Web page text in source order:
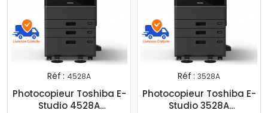
Réf : 4528A
Photocopieur Toshiba E-
Studio 4528A
Réf : 3528A
Photocopieur Toshiba E-
Studio 3528A